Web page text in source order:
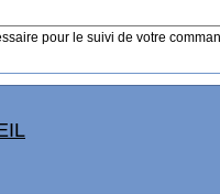
pour le suivi de votre